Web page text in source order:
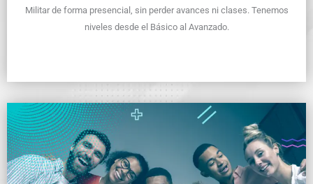
Militar de forma presencial, sin perder avances ni clases. Tenemos
niveles desde el Básico al Avanzado.